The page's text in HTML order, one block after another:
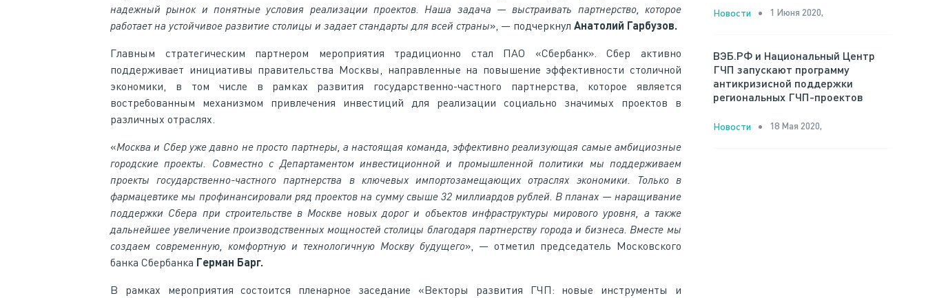
надежный рынок и понятные условия реализации проектов. Наша задача — выстраивать партнерство, которое
работает на устойчивое развитие столицы и задает стандарты для всей страны», — подчеркнул Анатолий Гарбузов.
Главным стратегическим партнером мероприятия традиционно стал ПАО «Сбербанк». Сбер активно
поддерживает инициативы правительства Москвы, направленные на повышение эффективности столичной
экономики, в том числе в рамках развития государственно-частного партнерства, которое является
востребованным механизмом привлечения инвестиций для реализации социально значимых проектов в
различных отраслях.
«Москва и Сбер уже давно не просто партнеры, а настоящая команда, эффективно реализующая самые амбициозные
городские проекты. Совместно с Департаментом инвестиционной и промышленной политики мы поддерживаем
проекты государственно-частного партнерства в ключевых импортозамещающих отраслях экономики. Только в
фармацевтике мы профинансировали ряд проектов на сумму свыше 32 миллиардов рублей. В планах — наращивание
поддержки Сбера при строительстве в Москве новых дорог и объектов инфраструктуры мирового уровня, а также
дальнейшее увеличение производственных мощностей столицы благодаря партнерству города и бизнеса. Вместе мы
создаем современную, комфортную и технологичную Москву будущего», — отметил председатель Московского
банка Сбербанка Герман Барг.
В рамках мероприятия состоится пленарное заседание «Векторы развития ГЧП: новые инструменты и
Новости 1 Июня 2020,
ВЭБ.РФ и Национальный Центр
ГЧП запускают программу
антикризисной поддержки
региональных ГЧП-проектов
Новости 18 Мая 2020,